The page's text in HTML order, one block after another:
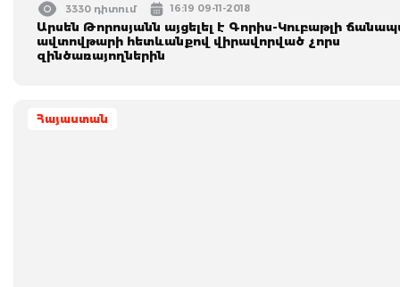
3330 դիտում 16:19 09-11-2018
Արսեն Թորոսյանն այցելել է Գորիս-Կուբաթլի
ավտովթարի հետևանքով վիրավորված չորս
զինծառայողներին
Հայաստան